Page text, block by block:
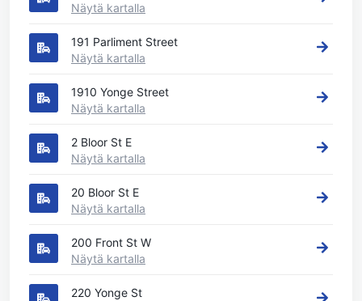
Näytä kartalla
191 Parliment Street
Näytä kartalla
1910 Yonge Street
Näytä kartalla
2 Bloor St E
Näytä kartalla
20 Bloor St E
Näytä kartalla
200 Front St W
Näytä kartalla
220 Yonge St